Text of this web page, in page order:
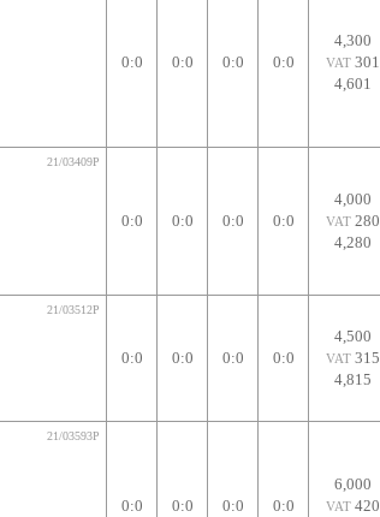
0:0 0:0 0:0 0:0
4,300
VAT 301
4,601
21/03409P
0:0 0:0 0:0 0:0
4,000
VAT 280
4,280
21/03512P
0:0 0:0 0:0 0:0
4,500
VAT 315
4,815
21/03593P
0:0 0:0 0:0 0:0
6,000
VAT 420